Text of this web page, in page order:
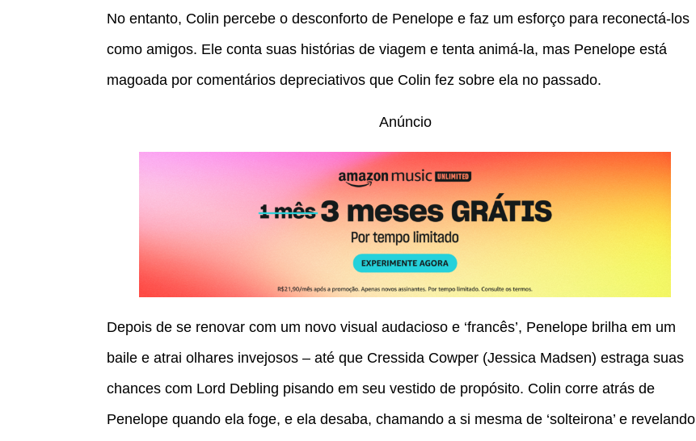
No entanto, Colin percebe o desconforto de Penelope e faz um esforço para reconectá-los
como amigos. Ele conta suas histórias de viagem e tenta animá-la, mas Penelope está
magoada por comentários depreciativos que Colin fez sobre ela no passado.
Anúncio
Depois de se renovar com um novo visual audacioso e ‘francês’, Penelope brilha em um
baile e atrai olhares invejosos – até que Cressida Cowper (Jessica Madsen) estraga suas
chances com Lord Debling pisando em seu vestido de propósito. Colin corre atrás de
Penelope quando ela foge, e ela desaba, chamando a si mesma de ‘solteirona’ e revelando